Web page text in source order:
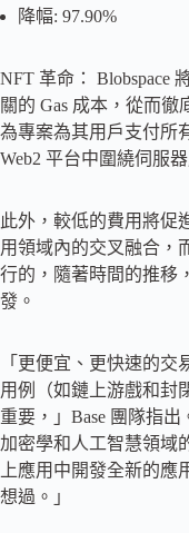
降幅: 97.90%
NFT 革命： Blobspace
關的 Gas 成本，從而
為專案為其用戶支付所
Web2 平台中圍繞伺服
此外，較低的費用將促
用領域內的交叉融合，
行的，隨著時間的推移
發。
「更便宜、更快速的
用例（如鏈上游戲和封
重要，」Base 團隊指
加密學和人工智慧領域
上應用中開發全新的
想過。」